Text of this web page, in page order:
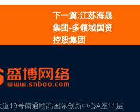
下一篇:江苏海晟
集团-多领域国资
控股集团
19号南通颐高国际创新中心A座11层